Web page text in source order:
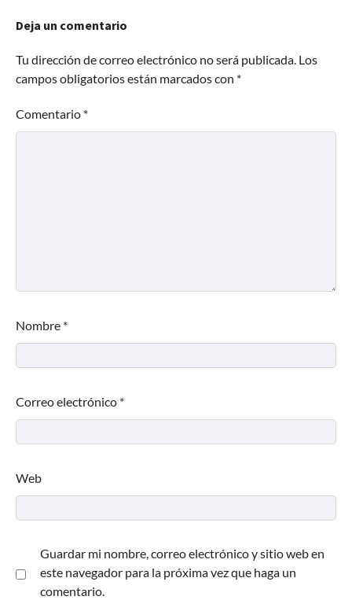
Deja un comentario
Tu dirección de correo electrónico no será publicada. Los
campos obligatorios están marcados con *
Comentario *
Nombre *
Correo electrónico *
Web
Guardar mi nombre, correo electrónico y sitio web en
este navegador para la próxima vez que haga un
comentario.